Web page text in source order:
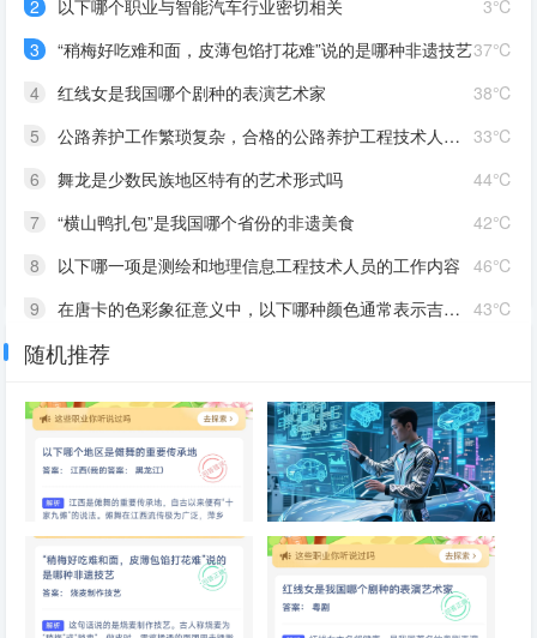
3℃
2
以下哪个职业与智能汽车行业密切相关
37℃
3
“稍梅好吃难和面，皮薄包馅打花难”说的是哪种非遗技艺
38℃
4
红线女是我国哪个剧种的表演艺术家
33℃
5
公路养护工作繁琐复杂，合格的公路养护工程技术人员应该是
44℃
6
舞龙是少数民族地区特有的艺术形式吗
42℃
7
“横山鸭扎包”是我国哪个省份的非遗美食
46℃
8
以下哪一项是测绘和地理信息工程技术人员的工作内容
43℃
9
在唐卡的色彩象征意义中，以下哪种颜色通常表示吉祥、纯洁
10 专门评估老年人身体与自理能力，以便提供精准养老服务的职业是
随机推荐
以下哪个地区是傩舞的重要传承
地
以下哪个职业与智能汽车行业密
切相关